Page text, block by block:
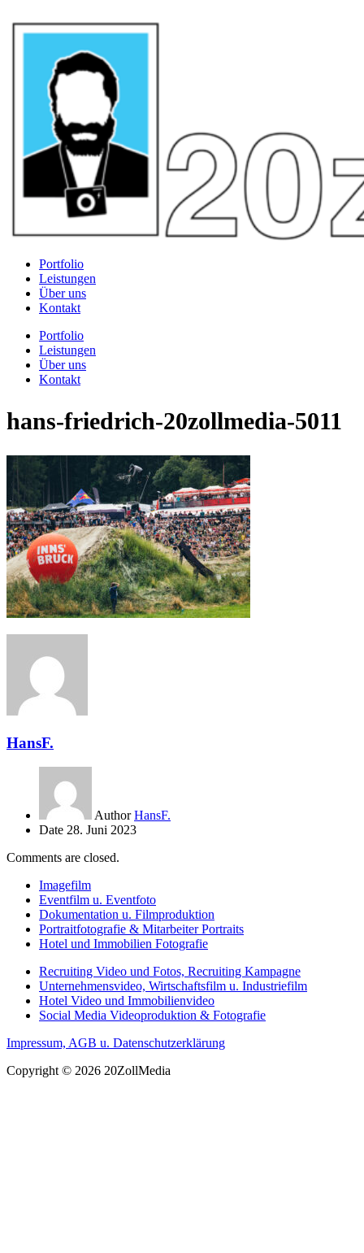
Portfolio
Leistungen
Über uns
Kontakt
Portfolio
Leistungen
Über uns
Kontakt
hans-friedrich-20zollmedia-5011
HansF.
Author HansF.
Date 28. Juni 2023
Comments are closed.
Imagefilm
Eventfilm u. Eventfoto
Dokumentation u. Filmproduktion
Portraitfotografie & Mitarbeiter Portraits
Hotel und Immobilien Fotografie
Recruiting Video und Fotos, Recruiting Kampagne
Unternehmensvideo, Wirtschaftsfilm u. Industriefilm
Hotel Video und Immobilienvideo
Social Media Videoproduktion & Fotografie
Impressum, AGB u. Datenschutzerklärung
Copyright © 2026 20ZollMedia